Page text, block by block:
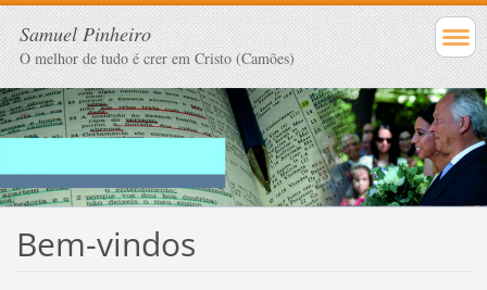
Samuel Pinheiro
O melhor de tudo é crer em Cristo (Camões)
Bem-vindos